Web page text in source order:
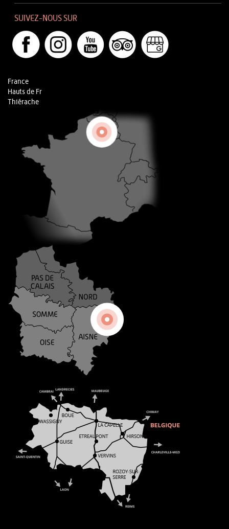
SUIVEZ-NOUS SUR
France
Hauts de Fr
Thiérache